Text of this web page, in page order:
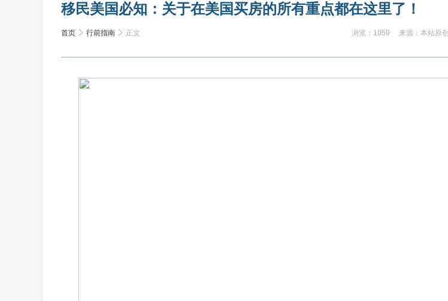
移民美国必知：关于在美国买房的所有重点都在这里了！
首页 行前指南 正文 浏览：1059 来源：本站原创